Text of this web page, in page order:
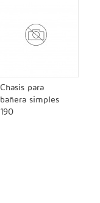
Chasis para
bañera simples
190